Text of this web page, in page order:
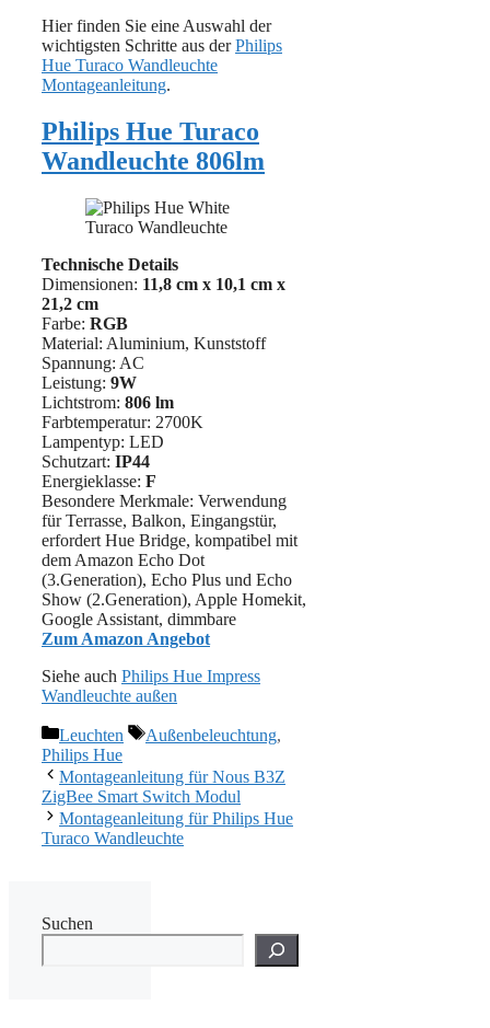
Hier finden Sie eine Auswahl der
wichtigsten Schritte aus derPhilips
Hue Turaco Wandleuchte
Montageanleitung.
Philips Hue Turaco
Wandleuchte 806lm
Technische Details
Dimensionen: 11,8 cm x 10,1 cm x
21,2 cm
Farbe: RGB
Material: ‎Aluminium, Kunststoff
Spannung: AC
Leistung: 9W
Lichtstrom: 806 lm
Farbtemperatur: 2700K
Lampentyp: LED
Schutzart: IP44
Energieklasse: F
Besondere Merkmale: Verwendung
für Terrasse, Balkon, Eingangstür,
erfordert Hue Bridge, kompatibel mit
dem Amazon Echo Dot
(3.Generation), Echo Plus und Echo
Show (2.Generation), Apple Homekit,
Google Assistant, dimmbare
Zum Amazon Angebot
Siehe auch Philips Hue Impress
Wandleuchte außen
Kategorien
Leuchten Schlagwörter
Außenbeleuchtung,
Philips Hue
Montageanleitung für Nous B3Z
ZigBee Smart Switch Modul
Montageanleitung für Philips Hue
Turaco Wandleuchte
Suchen